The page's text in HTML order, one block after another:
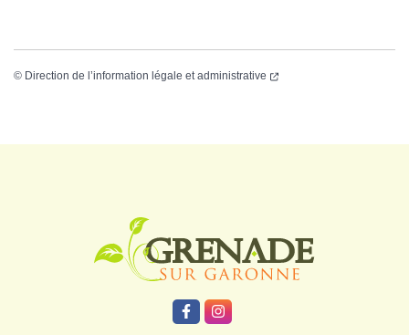
© Direction de l’information légale et administrative
Lien vers le compte Facebook
Lien vers le compte